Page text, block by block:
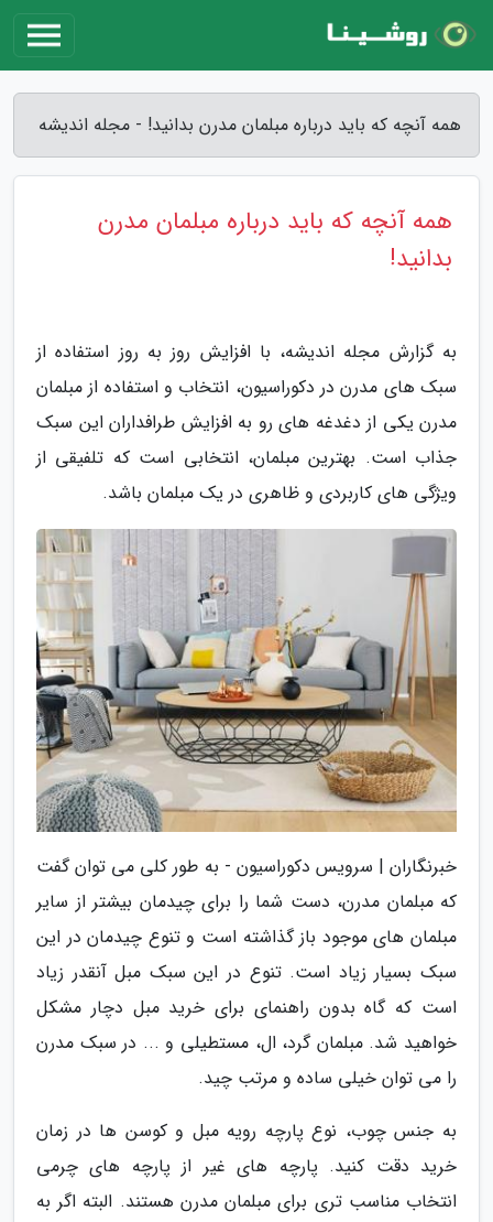
همه آنچه که باید درباره مبلمان مدرن بدانید! - مجله اندیشه
همه آنچه که باید درباره مبلمان مدرن
بدانید!
به گزارش مجله اندیشه، با افزایش روز به روز استفاده از
سبک های مدرن در دکوراسیون، انتخاب و استفاده از مبلمان
مدرن یکی از دغدغه های رو به افزایش طرافداران این سبک
جذاب است. بهترین مبلمان، انتخابی است که تلفیقی از
ویژگی های کاربردی و ظاهری در یک مبلمان باشد.
خبرنگاران | سرویس دکوراسیون - به طور کلی می توان گفت
که مبلمان مدرن، دست شما را برای چیدمان بیشتر از سایر
مبلمان های موجود باز گذاشته است و تنوع چیدمان در این
سبک بسیار زیاد است. تنوع در این سبک مبل آنقدر زیاد
است که گاه بدون راهنمای برای خرید مبل دچار مشکل
خواهید شد. مبلمان گرد، ال، مستطیلی و ... در سبک مدرن
را می توان خیلی ساده و مرتب چید.
به جنس چوب، نوع پارچه رویه مبل و کوسن ها در زمان
خرید دقت کنید. پارچه های غیر از پارچه های چرمی
انتخاب مناسب تری برای مبلمان مدرن هستند. البته اگر به